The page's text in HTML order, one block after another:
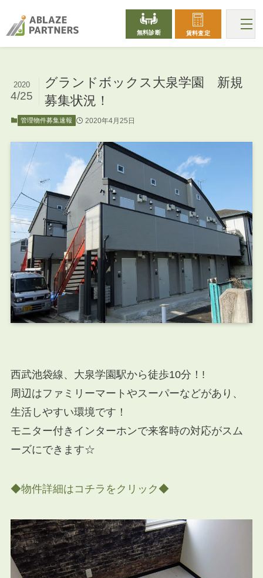
無料診断 賃料査定
グランドボックス大泉学園 新規
募集状況！
2020
4/25
管理物件募集速報 2020年4月25日
西武池袋線、大泉学園駅から徒歩10分！!
周辺はファミリーマートやスーパーなどがあり、
生活しやすい環境です！
モニター付きインターホンで来客時の対応がスム
ーズにできます☆
◆物件詳細はコチラをクリック◆